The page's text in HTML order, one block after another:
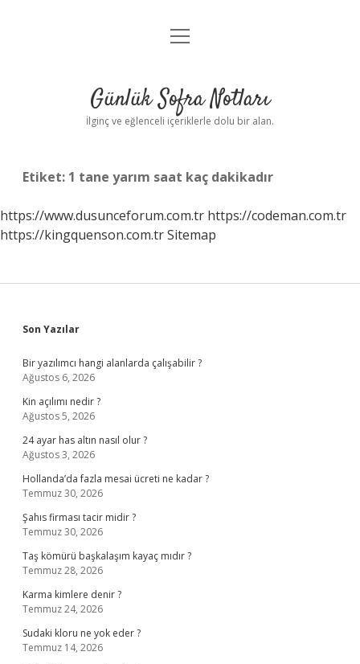
Anasayfa
Yasal Uyarı
menüyü
Günlük Sofra Notları
İlginç ve eğlenceli içeriklerle dolu bir alan.
Etiket: 1 tane yarım saat kaç dakikadır
https://www.dusunceforum.com.tr https://codeman.com.tr
https://kingquenson.com.trSitemap
Sidebar
Son Yazılar
Bir yazılımcı hangi alanlarda çalışabilir ?
Ağustos 6, 2026
Kin açılımı nedir ?
Ağustos 5, 2026
24 ayar has altın nasıl olur ?
Ağustos 3, 2026
Hollanda’da fazla mesai ücreti ne kadar ?
Temmuz 30, 2026
Şahıs firması tacir midir ?
Temmuz 30, 2026
Taş kömürü başkalaşım kayaç mıdır ?
Temmuz 28, 2026
Karma kimlere denir ?
Temmuz 24, 2026
Sudaki kloru ne yok eder ?
Temmuz 14, 2026